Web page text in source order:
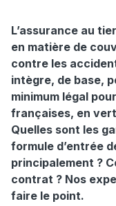
L’assurance au
en matière de
contre les
intègre, de base,
minimum légal
françaises, en
Quelles sont les
formule d’entrée
principalement ?
contrat ? Nos
faire le point.